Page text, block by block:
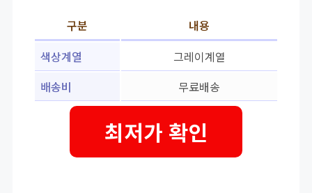
구분
내용
색상계열
그레이계열
배송비
무료배송
최저가 확인